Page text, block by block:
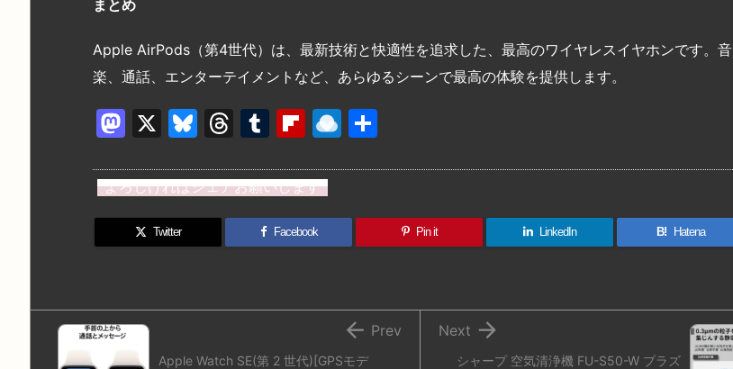
まとめ
Apple AirPods（第4世代）は、最新技術と快適性を追求した、最高のワイヤレスイヤホンです。音
楽、通話、エンターテイメントなど、あらゆるシーンで最高の体験を提供します。
M
st
o
d
X
Bl
e
s
k
T
e
a
d
T
m
bl
r
Fl
b
o
ar
R
n
dr
o
よろしければシェアお願いします
Twitter Facebook Pin it LinkedIn B! Hatena
シャープ 空気清浄機 FU-S50-W プラズ

Next
Apple Watch SE(第 2 世代)[GPSモデ
 Prev